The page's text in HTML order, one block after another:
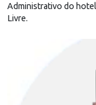
Administrativo do
Livre.